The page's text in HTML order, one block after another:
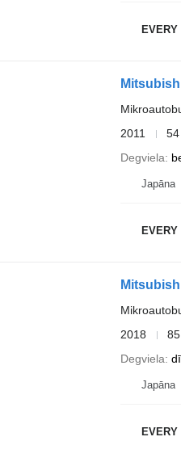
EVERY
2011
Degviela
Japāna
EVERY
2018
Degviela
Japāna
EVERY